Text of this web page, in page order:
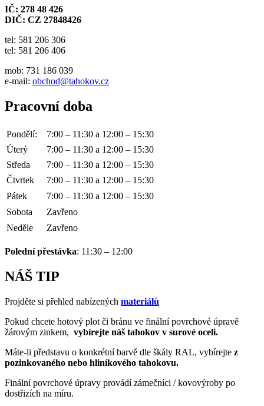
IČ: 278 48 426
DIČ: CZ 27848426
tel: 581 206 306
tel: 581 206 406
mob: 731 186 039
e-mail: obchod@tahokov.cz
Pracovní doba
Pondělí:
7:00 – 11:30 a 12:00 – 15:30
Úterý
7:00 – 11:30 a 12:00 – 15:30
Středa
7:00 – 11:30 a 12:00 – 15:30
Čtvrtek
7:00 – 11:30 a 12:00 – 15:30
Pátek
7:00 – 11:30 a 12:00 – 15:30
Sobota
Zavřeno
Neděle
Zavřeno
Polední přestávka: 11:30 – 12:00
NÁŠ TIP
Projděte si přehled nabízených materiálů
Pokud chcete hotový plot či bránu ve finální povrchové úpravě
žárovým zinkem, vybírejte náš tahokov v surové oceli.
Máte-li představu o konkrétní barvě dle škály RAL, vybírejte z
pozinkovaného nebo hliníkového tahokovu.
Finální povrchové úpravy provádí zámečníci / kovovýroby po
dostřizích na míru.